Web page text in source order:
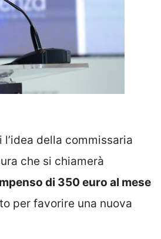
della commissaria
che si chiamerà
di 350 euro al mese
per favorire una nuova